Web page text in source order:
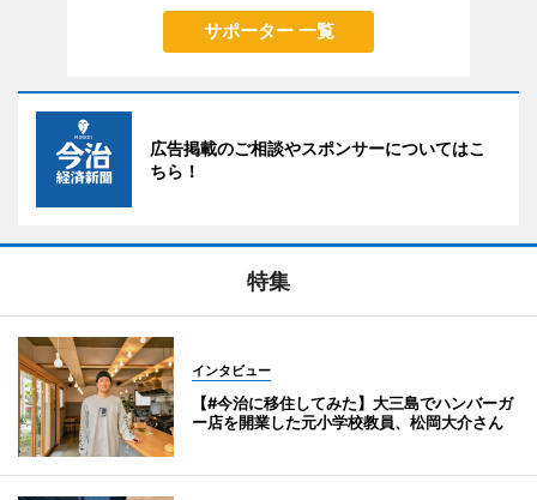
サポーター 一覧
広告掲載のご相談やスポンサーについてはこ
ちら！
特集
インタビュー
【#今治に移住してみた】大三島でハンバーガ
ー店を開業した元小学校教員、松岡大介さん